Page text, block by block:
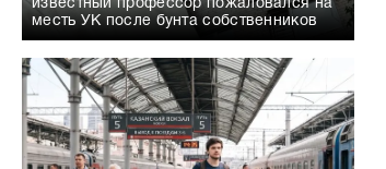
известный профессор пожаловался на
месть УК после бунта собственников